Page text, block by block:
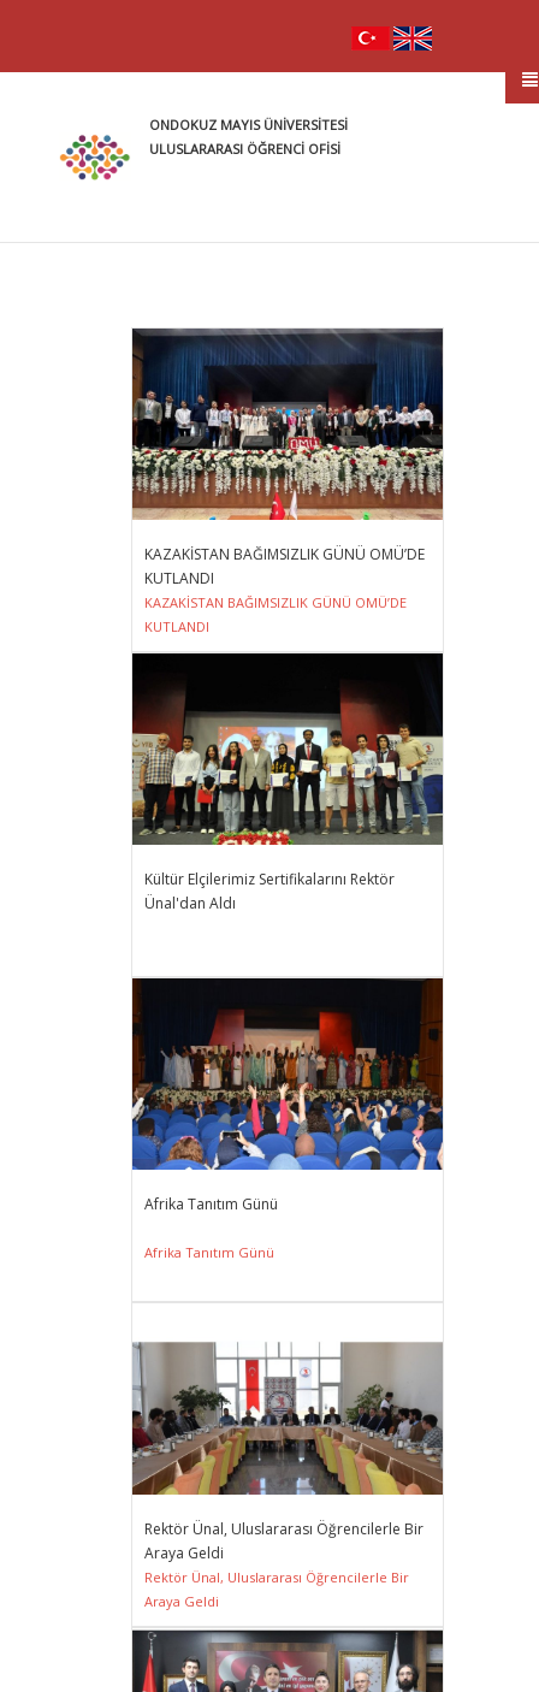
ONDOKUZ MAYIS ÜNİVERSİTESİ
ULUSLARARASI ÖĞRENCİ OFİSİ
KAZAKİSTAN BAĞIMSIZLIK GÜNÜ OMÜ’DE
KUTLANDI
KAZAKİSTAN BAĞIMSIZLIK GÜNÜ OMÜ’DE
KUTLANDI
Kültür Elçilerimiz Sertifikalarını Rektör
Ünal'dan Aldı
Afrika Tanıtım Günü
Afrika Tanıtım Günü
Rektör Ünal, Uluslararası Öğrencilerle Bir
Araya Geldi
Rektör Ünal, Uluslararası Öğrencilerle Bir
Araya Geldi